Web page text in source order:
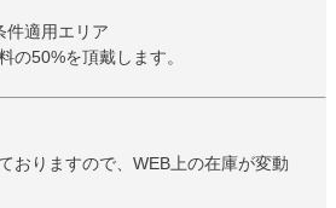
件適用エリア
の50%を頂戴します。
おりますので、WEB上の在庫が変動